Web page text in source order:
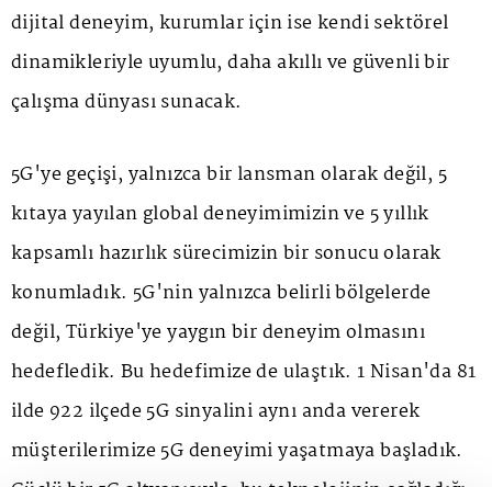
dijital deneyim, kurumlar için ise kendi sektörel
dinamikleriyle uyumlu, daha akıllı ve güvenli bir
çalışma dünyası sunacak.
5G'ye geçişi, yalnızca bir lansman olarak değil, 5
kıtaya yayılan global deneyimimizin ve 5 yıllık
kapsamlı hazırlık sürecimizin bir sonucu olarak
konumladık. 5G'nin yalnızca belirli bölgelerde
değil, Türkiye'ye yaygın bir deneyim olmasını
hedefledik. Bu hedefimize de ulaştık. 1 Nisan'da 81
ilde 922 ilçede 5G sinyalini aynı anda vererek
müşterilerimize 5G deneyimi yaşatmaya başladık.